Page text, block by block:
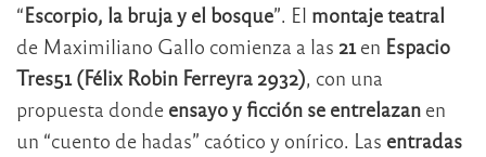
“Escorpio, la bruja y el bosque”. El montaje teatral
de Maximiliano Gallo comienza a las 21en Espacio
Tres51 (Félix Robin Ferreyra 2932), con una
propuesta donde ensayo y ficción se entrelazan en
un “cuento de hadas” caótico y onírico. Las entradas